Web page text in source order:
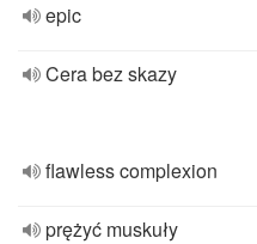
epic
Cera bez skazy
flawless complexion
prężyć muskuły